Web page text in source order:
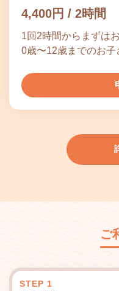
4,400円 / 2時間
1回2時間からまずは
0歳〜12歳までのお子
ご
STEP 1